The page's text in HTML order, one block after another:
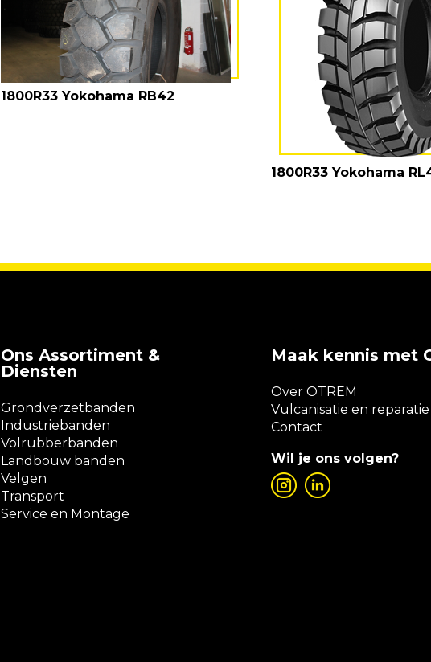
1800R33 Yokohama RB42
1800R33 Yokohama
Ons Assortiment &
Diensten
Grondverzetbanden
Industriebanden
Volrubberbanden
Landbouw banden
Velgen
Transport
Service en Montage
Maak kennis met
Over OTREM
Vulcanisatie en reparatie
Contact
Wil je ons volgen?